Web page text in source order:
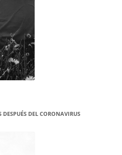
DEL CORONAVIRUS